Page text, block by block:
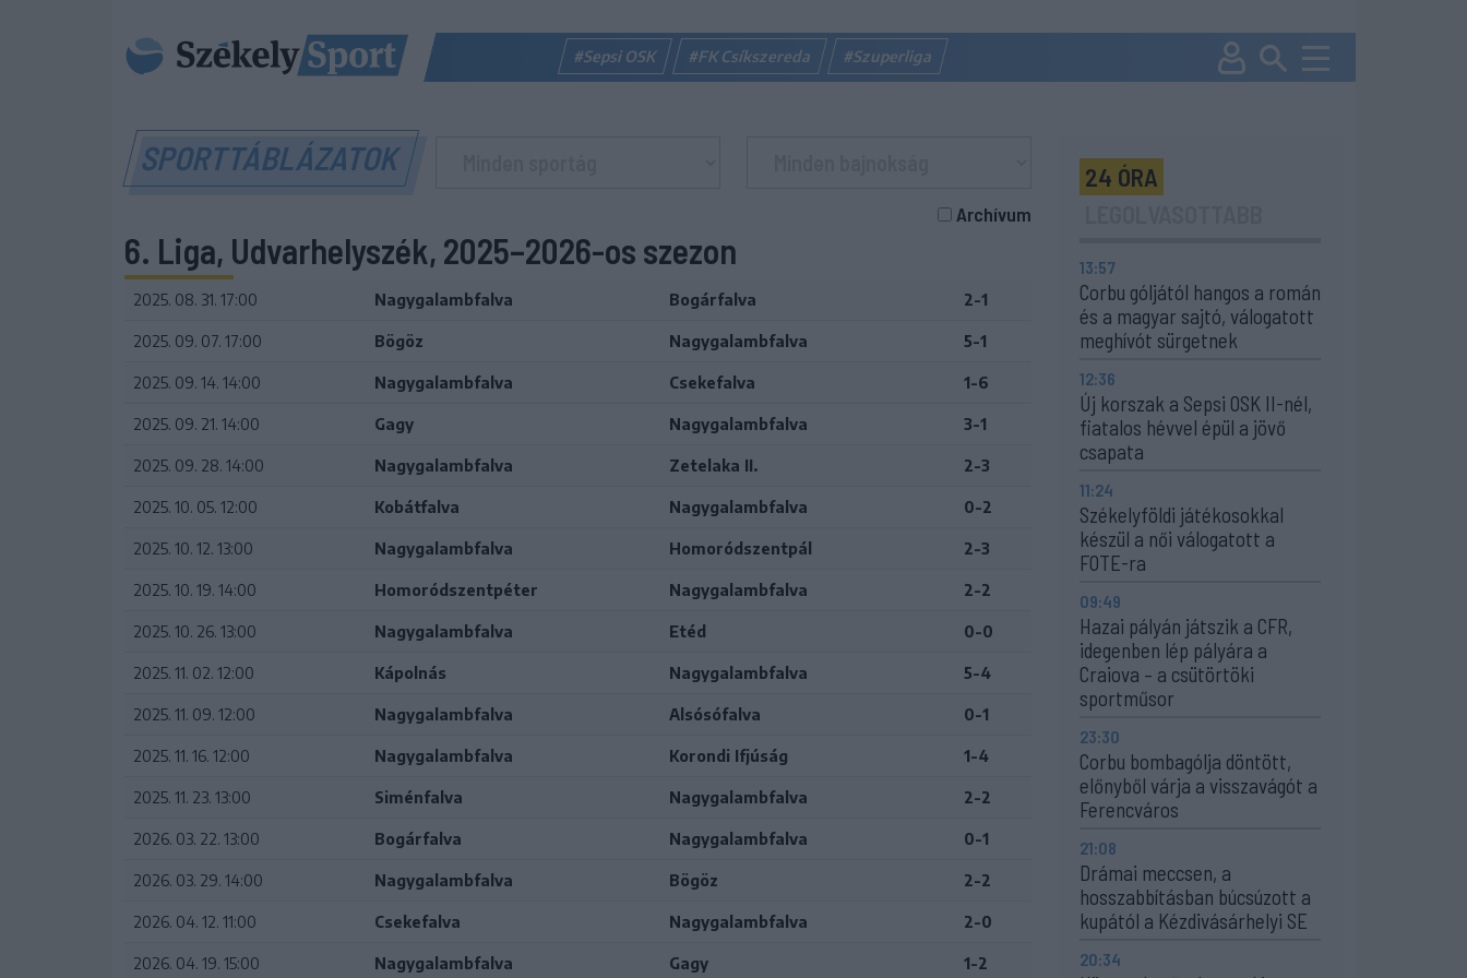
#Sepsi OSK #FK Csíkszereda #Szuperliga
SPORTTÁBLÁZATOK
Archívum
6. Liga, Udvarhelyszék, 2025–2026-os szezon
2025. 08. 31. 17:00 Nagygalambfalva Bogárfalva 2-1
2025. 09. 07. 17:00 Bögöz Nagygalambfalva 5-1
2025. 09. 14. 14:00 Nagygalambfalva Csekefalva 1-6
2025. 09. 21. 14:00 Gagy Nagygalambfalva 3-1
2025. 09. 28. 14:00 Nagygalambfalva Zetelaka II. 2-3
2025. 10. 05. 12:00 Kobátfalva Nagygalambfalva 0-2
2025. 10. 12. 13:00 Nagygalambfalva Homoródszentpál 2-3
2025. 10. 19. 14:00 Homoródszentpéter Nagygalambfalva 2-2
2025. 10. 26. 13:00 Nagygalambfalva Etéd 0-0
2025. 11. 02. 12:00 Kápolnás Nagygalambfalva 5-4
2025. 11. 09. 12:00 Nagygalambfalva Alsósófalva 0-1
2025. 11. 16. 12:00 Nagygalambfalva Korondi Ifjúság 1-4
2025. 11. 23. 13:00 Siménfalva Nagygalambfalva 2-2
2026. 03. 22. 13:00 Bogárfalva Nagygalambfalva 0-1
2026. 03. 29. 14:00 Nagygalambfalva Bögöz 2-2
2026. 04. 12. 11:00 Csekefalva Nagygalambfalva 2-0
2026. 04. 19. 15:00 Nagygalambfalva Gagy 1-2
24 ÓRA
13:57
Corbu góljától hangos a román
és a magyar sajtó, válogatott
meghívót sürgetnek
12:36
Új korszak a Sepsi OSK II-nél,
fiatalos hévvel épül a jövő
csapata
11:24
Székelyföldi játékosokkal
készül a női válogatott a
FOTE-ra
09:49
Hazai pályán játszik a CFR,
idegenben lép pályára a
Craiova – a csütörtöki
sportműsor
23:30
Corbu bombagólja döntött,
előnyből várja a visszavágót a
Ferencváros
21:08
Drámai meccsen, a
hosszabbításban búcsúzott a
kupától a Kézdivásárhelyi SE
20:34